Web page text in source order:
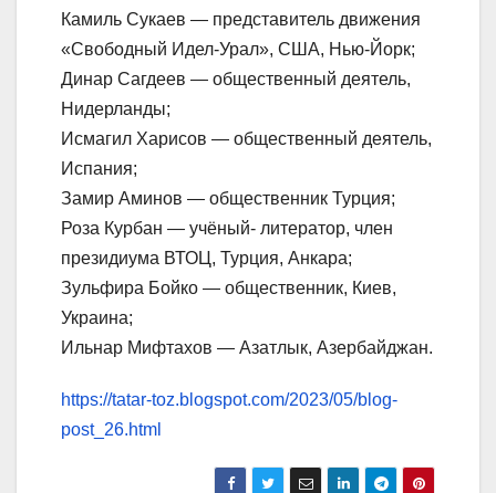
Камиль Сукаев — представитель движения
«Свободный Идел-Урал», США, Нью-Йорк;
Динар Сагдеев — общественный деятель,
Нидерланды;
Исмагил Харисов — общественный деятель,
Испания;
Замир Аминов — общественник Турция;
Роза Курбан — учёный- литератор, член
президиума ВТОЦ, Турция, Анкара;
Зульфира Бойко — общественник, Киев,
Украина;
Ильнар Мифтахов — Азатлык, Азербайджан.
https://tatar-toz.blogspot.com/2023/05/blog-
post_26.html